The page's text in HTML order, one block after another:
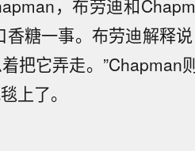
，布劳迪和
糖一事。布劳迪解释
把它弄走。”Chapman
上了。